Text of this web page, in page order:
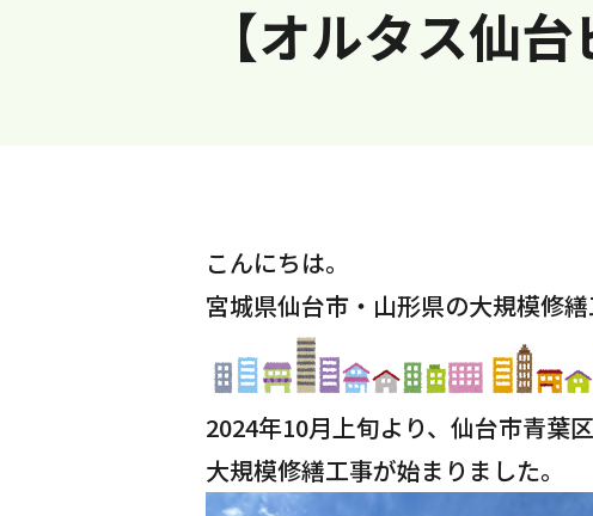
【オルタス仙
こんにちは。
宮城県仙台市・山形県の大規模修
2024年10月上旬より、仙台市青葉
大規模修繕工事が始まりました。